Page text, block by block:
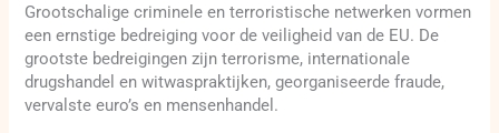
Grootschalige criminele en terroristische netwerken vormen
een ernstige bedreiging voor de veiligheid van de EU. De
grootste bedreigingen zijn terrorisme, internationale
drugshandel en witwaspraktijken, georganiseerde fraude,
vervalste euro’s en mensenhandel.